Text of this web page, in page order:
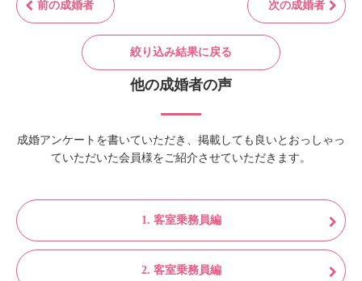
前の成婚者 次の成婚者
絞り込み結果に戻る
他の成婚者の声
成婚アンケートを書いていただき、掲載しても良いとおっしゃっ
ていただいた会員様をご紹介させていただきます。
1. 客室乗務員編
2. 客室乗務員編